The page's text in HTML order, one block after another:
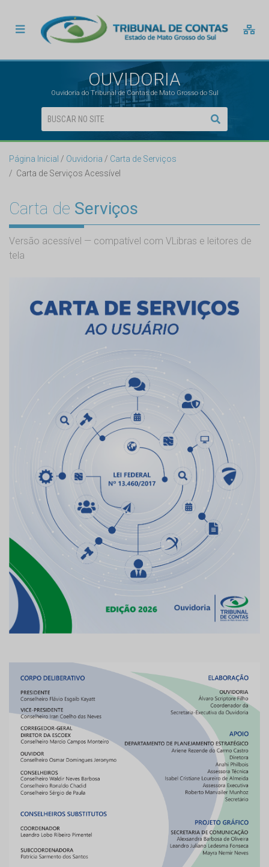
OUVIDORIA
Ouvidoria do Tribunal de Contas de Mato Grosso do Sul
Página Inicial Ouvidoria
Carta de Serviços
Carta de Serviços Acessível
Carta de Serviços
Versão acessível — compatível com VLibras e leitores de
tela